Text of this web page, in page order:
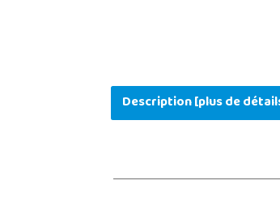
Description [plus de